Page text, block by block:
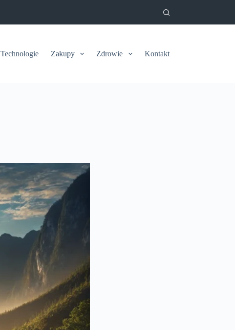
Technologie Zakupy Zdrowie Kontakt